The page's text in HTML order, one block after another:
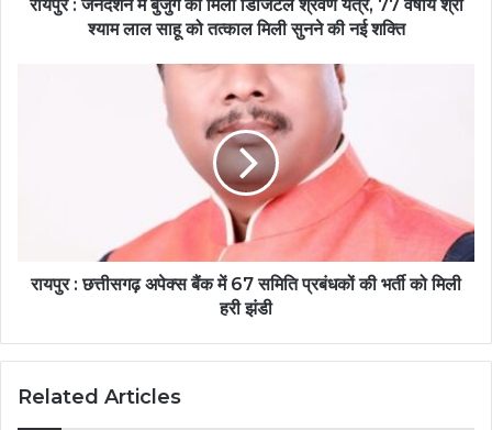
रायपुर : जनदर्शन में बुजुर्ग को मिला डिजिटल श्रवण यंत्र, 77 वर्षीय श्री
श्याम लाल साहू को तत्काल मिली सुनने की नई शक्ति
रायपुर : छत्तीसगढ़ अपेक्स बैंक में 67 समिति प्रबंधकों की भर्ती को मिली
हरी झंडी
Related Articles